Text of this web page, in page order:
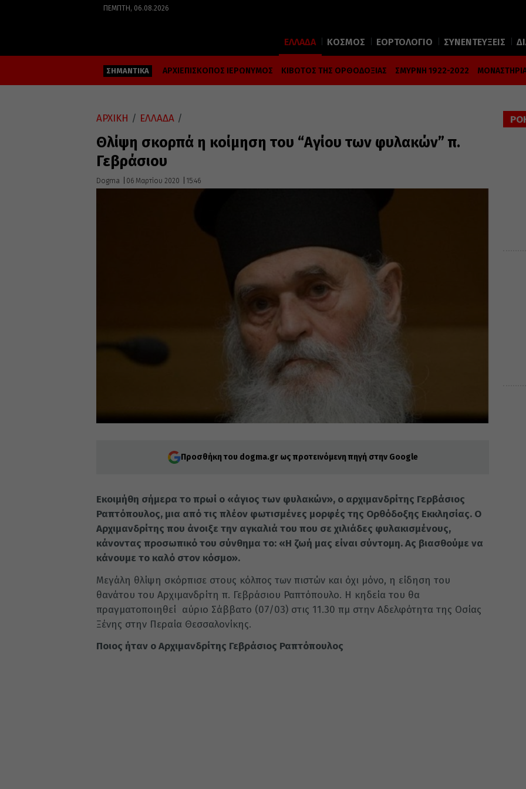
ΠΈΜΠΤΗ, 06.08.2026
ΕΛΛΑΔΑ ΚΟΣΜΟΣ ΕΟΡΤΟΛΟΓΙΟ ΣΥΝΕΝΤΕΥΞΕΙΣ
ΣΗΜΑΝΤΙΚΑ ΑΡΧΙΕΠΙΣΚΟΠΟΣ ΙΕΡΩΝΥΜΟΣ ΚΙΒΩΤΟΣ ΤΗΣ ΟΡΘΟΔΟΞΙΑΣ ΣΜΥΡΝΗ 1922-2022
ΑΡΧΙΚΗ / ΕΛΛΑΔΑ /
Θλίψη σκορπά η κοίμηση του “Αγίου των φυλακών” π.
Γεβράσιου
Dogma 06 Μαρτίου 2020 15:46
Προσθήκη του dogma.gr ως προτεινόμενη πηγή στην Google
Εκοιμήθη σήμερα το πρωί ο «άγιος των φυλακών», ο αρχιμανδρίτης Γερβάσιος
Ραπτόπουλος, μια από τις πλέον φωτισμένες μορφές της Ορθόδοξης Εκκλησίας. Ο
Αρχιμανδρίτης που άνοιξε την αγκαλιά του που σε χιλιάδες φυλακισμένους,
κάνοντας προσωπικό του σύνθημα το: «Η ζωή μας είναι σύντομη. Ας βιασθούμε να
κάνουμε το καλό στον κόσμο».
Μεγάλη θλίψη σκόρπισε στους κόλπος των πιστών και όχι μόνο, η είδηση του
θανάτου του Αρχιμανδρίτη π. Γεβράσιου Ραπτόπουλο. Η κηδεία του θα
πραγματοποιηθεί αύριο Σάββατο (07/03) στις 11.30 πμ στην Αδελφότητα της Οσίας
Ξένης στην Περαία Θεσσαλονίκης.
Ποιος ήταν ο Αρχιμανδρίτης Γεβράσιος Ραπτόπουλος